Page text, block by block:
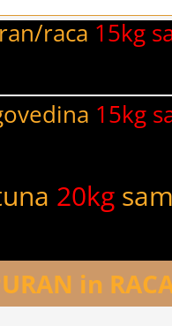
raca 15kg
15kg
20kg
in